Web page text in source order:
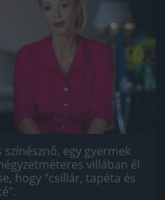
egy gyermek
villában él
hogy "csillár, tapéta és